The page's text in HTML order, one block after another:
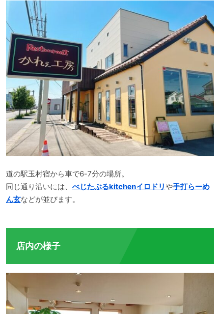
道の駅玉村宿から車で6-7分の場所。
同じ通り沿いには、 べじたぶるkitchenイロドリや手打らーめ
ん玄などが並びます。
店内の様子